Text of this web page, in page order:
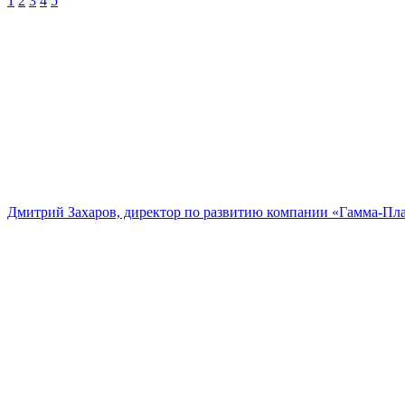
Дмитрий Захаров, директор по развитию компании «Гамма-